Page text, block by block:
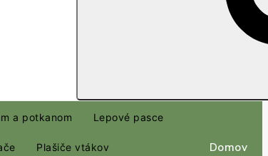
a potkanom Lepové pasce
Plašiče vtákov Domov